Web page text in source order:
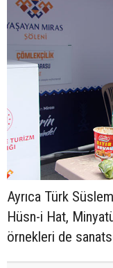
Ayrıca Türk
Hüsn-i Hat,
örnekleri de